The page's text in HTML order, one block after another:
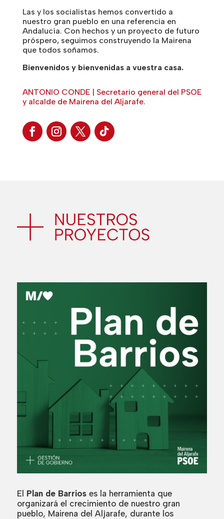
Las y los socialistas hemos convertido a
nuestro gran pueblo en una referencia en
Andalucía. Con hechos y un proyecto de futuro
próspero, seguimos construyendo la Mairena
que todos soñamos.
Bienvenidos y bienvenidas a vuestra casa.
ANTONIO CONDE | Secretario general del PSOE
y alcalde de Mairena del Aljarafe.
El Plan de Barrioses la herramienta que
organizará el crecimiento de nuestro gran
pueblo, Mairena del Aljarafe, durante los